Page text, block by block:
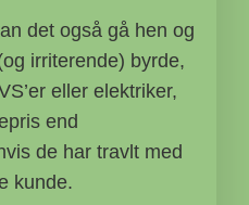
det også gå hen og
irriterende) byrde,
eller elektriker,
end
de har travlt med
kunde.